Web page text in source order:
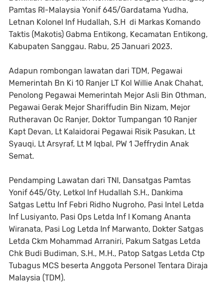
Pamtas RI-Malaysia Yonif 645/Gardatama Yudha,
Letnan Kolonel Inf Hudallah, S.H di Markas Komando
Taktis (Makotis) Gabma Entikong, Kecamatan Entikong,
Kabupaten Sanggau. Rabu, 25 Januari 2023.
Adapun rombongan lawatan dari TDM, Pegawai
Memerintah Bn Ki 10 Ranjer LT Kol Willie Anak Chahat,
Penolong Pegawai Memerintah Mejor Asli Bin Othman,
Pegawai Gerak Mejor Shariffudin Bin Nizam, Mejor
Rutheravan Oc Ranjer, Doktor Tumpangan 10 Ranjer
Kapt Devan, Lt Kalaidorai Pegawai Risik Pasukan, Lt
Syauqi, Lt Arsyraf, Lt M Iqbal, PW 1 Jeffrydin Anak
Semat.
Pendamping Lawatan dari TNI, Dansatgas Pamtas
Yonif 645/Gty, Letkol Inf Hudallah S.H., Dankima
Satgas Lettu Inf Febri Ridho Nugroho, Pasi Intel Letda
Inf Lusiyanto, Pasi Ops Letda Inf I Komang Ananta
Wiranata, Pasi Log Letda Inf Marwanto, Dokter Satgas
Letda Ckm Mohammad Arraniri, Pakum Satgas Letda
Chk Budi Budiman, S.H., M.H., Patop Satgas Letda Ctp
Tubagus MCS beserta Anggota Personel Tentara Diraja
Malaysia (TDM).